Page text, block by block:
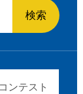
ンテスト